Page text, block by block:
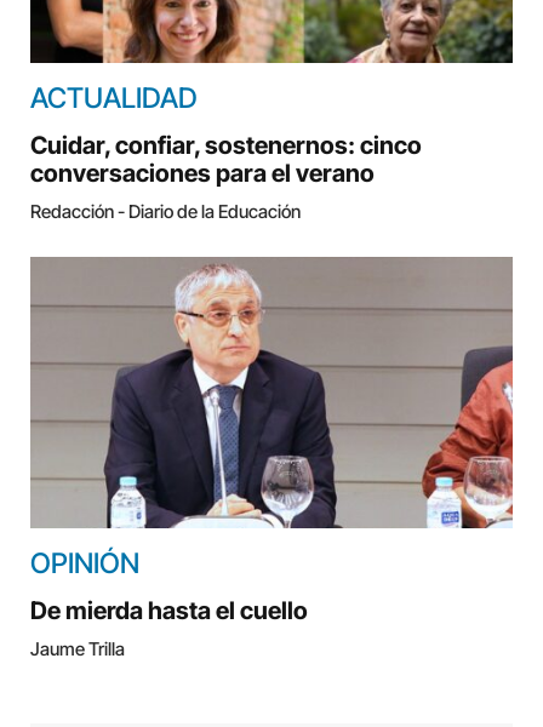
ACTUALIDAD
Cuidar, confiar, sostenernos: cinco
conversaciones para el verano
Redacción - Diario de la Educación
OPINIÓN
De mierda hasta el cuello
Jaume Trilla